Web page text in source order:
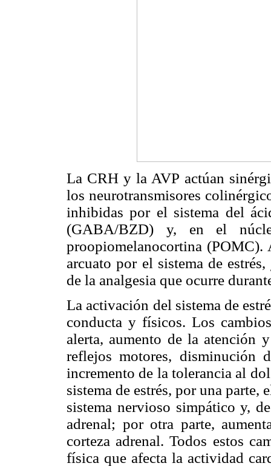
La CRH y la AVP actúan
los neurotransmisores
inhibidas por el sistema del
(GABA/BZD) y, en el
proopiomelanocortina
arcuato por el sistema de
de la analgesia que ocurre
La activación del sistema de
conducta y físicos. Los
alerta, aumento de la atención
reflejos motores, disminución
incremento de la tolerancia al
sistema de estrés, por una parte,
sistema nervioso simpático y,
adrenal; por otra parte,
corteza adrenal. Todos estos
física que afecta la actividad